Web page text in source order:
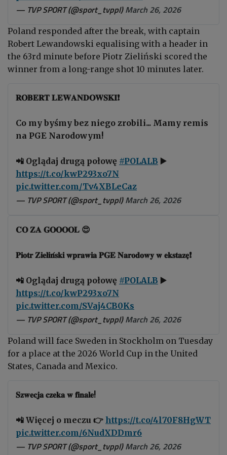
— TVP SPORT (@sport_tvppl)March 26, 2026
Poland responded after the break, with captain
Robert Lewandowski equalising with a header in
the 63rd minute before Piotr Zieliński scored the
winner from a long-range shot 10 minutes later.
𝐑𝐎𝐁𝐄𝐑𝐓 𝐋𝐄𝐖𝐀𝐍𝐃𝐎𝐖𝐒𝐊𝐈❗
Co my byśmy bez niego zrobili... Mamy remis
na PGE Narodowym!
📲 Oglądaj drugą połowę #POLALB ▶️
https://t.co/kwP293xo7N
pic.twitter.com/Tv4XBLeCaz
— TVP SPORT (@sport_tvppl)March 26, 2026
𝐂𝐎 𝐙𝐀 𝐆𝐎𝐎𝐎𝐎𝐋 😍
𝐏𝐢𝐨𝐭𝐫 𝐙𝐢𝐞𝐥𝐢𝐧́𝐬𝐤𝐢 𝐰𝐩𝐫𝐚𝐰𝐢𝐚 𝐏𝐆𝐄 𝐍𝐚𝐫𝐨𝐝𝐨𝐰𝐲 𝐰 𝐞𝐤𝐬𝐭𝐚𝐳𝐞̨❗
📲 Oglądaj drugą połowę #POLALB ▶️
https://t.co/kwP293xo7N
pic.twitter.com/SVaj4CB0Ks
— TVP SPORT (@sport_tvppl)March 26, 2026
Poland will face Sweden in Stockholm on Tuesday
for a place at the 2026 World Cup in the United
States, Canada and Mexico.
𝐒𝐳𝐰𝐞𝐜𝐣𝐚 𝐜𝐳𝐞𝐤𝐚 𝐰 𝐟𝐢𝐧𝐚𝐥𝐞!
📲 Więcej o meczu 👉 https://t.co/4l70F8HgWT
pic.twitter.com/6NudXDDmr6
— TVP SPORT (@sport_tvppl)March 26, 2026